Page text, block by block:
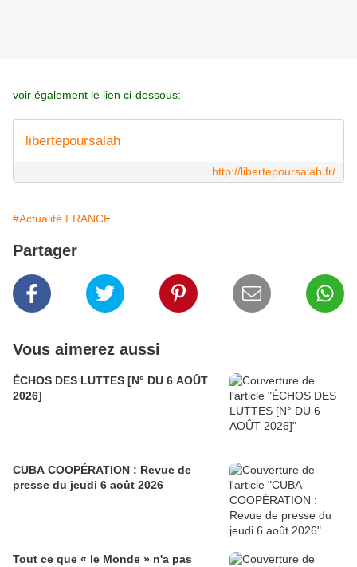
voir également le lien ci-dessous:
libertepoursalah
http://libertepoursalah.fr/
#Actualité FRANCE
Partager
Vous aimerez aussi
ÉCHOS DES LUTTES [N° DU 6 AOÛT
2026]
CUBA COOPÉRATION : Revue de
presse du jeudi 6 août 2026
Tout ce que « le Monde » n'a pas